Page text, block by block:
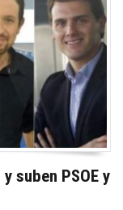
suben PSOE y